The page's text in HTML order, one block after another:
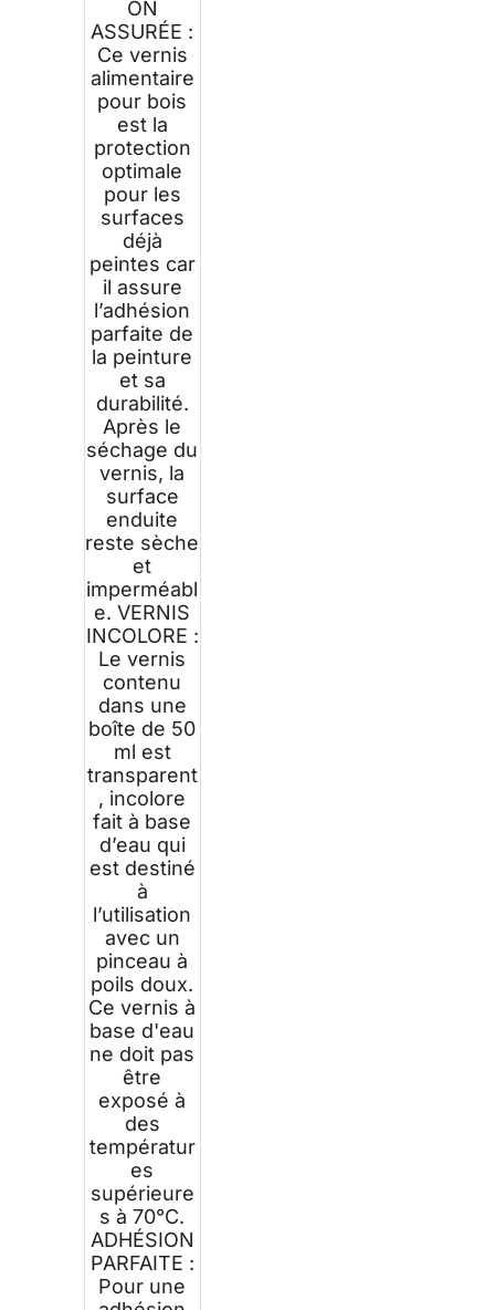
ON
ASSURÉE :
Ce vernis
alimentaire
pour bois
est la
protection
optimale
pour les
surfaces
déjà
peintes car
il assure
l’adhésion
parfaite de
la peinture
et sa
durabilité.
Après le
séchage du
vernis, la
surface
enduite
reste sèche
et
imperméabl
e. VERNIS
INCOLORE :
Le vernis
contenu
dans une
boîte de 50
ml est
transparent
, incolore
fait à base
d’eau qui
est destiné
à
l’utilisation
avec un
pinceau à
poils doux.
Ce vernis à
base d'eau
ne doit pas
être
exposé à
des
températur
es
supérieure
s à 70°C.
ADHÉSION
PARFAITE :
Pour une